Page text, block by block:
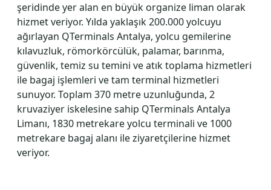
şeridinde yer alan en büyük organize liman olarak
hizmet veriyor. Yılda yaklaşık 200.000 yolcuyu
ağırlayan QTerminals Antalya, yolcu gemilerine
kılavuzluk, römorkörcülük, palamar, barınma,
güvenlik, temiz su temini ve atık toplama hizmetleri
ile bagaj işlemleri ve tam terminal hizmetleri
sunuyor. Toplam 370 metre uzunluğunda, 2
kruvaziyer iskelesine sahip QTerminals Antalya
Limanı, 1830 metrekare yolcu terminali ve 1000
metrekare bagaj alanı ile ziyaretçilerine hizmet
veriyor.